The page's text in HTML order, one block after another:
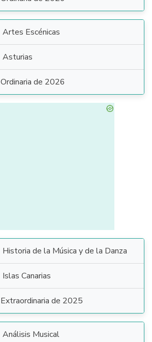
Artes Escénicas
Asturias
Ordinaria de 2026
Historia de la Música y de la Danza
Islas Canarias
Extraordinaria de 2025
Análisis Musical